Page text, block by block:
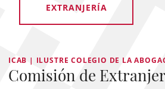
EXTRANJERÍA
ICAB | ILUSTRE COLEGIO DE LA
Comisión de